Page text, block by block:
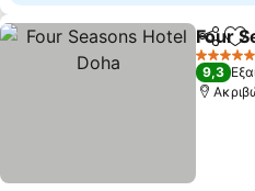
Four
5 Αστέρια
9,3